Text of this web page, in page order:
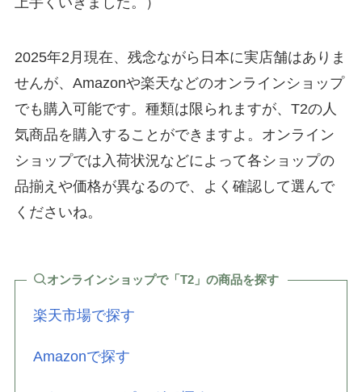
2025年2月現在、残念ながら日本に実店舗はありま
せんが、Amazonや楽天などのオンラインショップ
でも購入可能です。種類は限られますが、T2の人
気商品を購入することができますよ。オンライン
ショップでは入荷状況などによって各ショップの
品揃えや価格が異なるので、よく確認して選んで
くださいね。
オンラインショップで「T2」の商品を探す
楽天市場で探す
Amazonで探す